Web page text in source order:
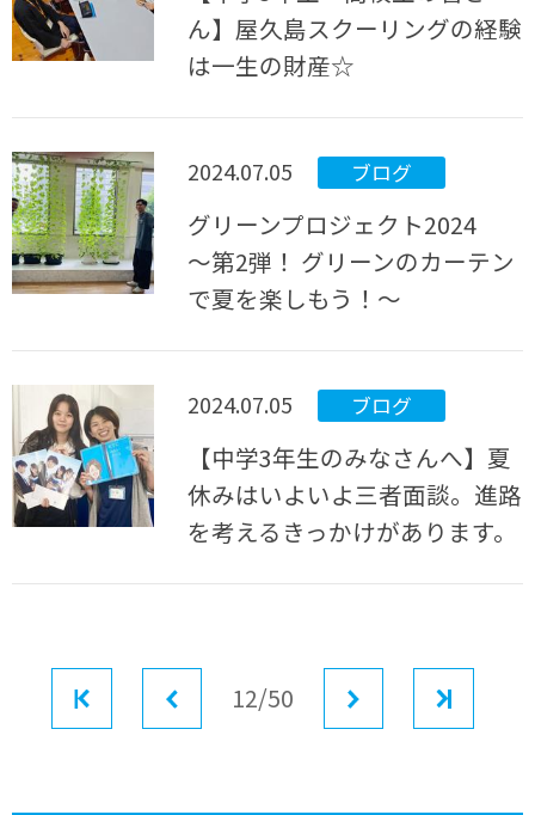
ん】屋久島スクーリングの経験
は一生の財産☆
2024.07.05 ブログ
グリーンプロジェクト2024
～第2弾！ グリーンのカーテン
で夏を楽しもう！～
2024.07.05 ブログ
【中学3年生のみなさんへ】夏
休みはいよいよ三者面談。進路
を考えるきっかけがあります。
前へ12/50